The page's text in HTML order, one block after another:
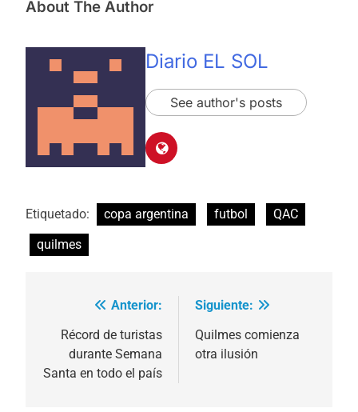
About The Author
Diario EL SOL
See author's posts
Etiquetado: copa argentina futbol
QAC
quilmes
Navegación
de
entradas
Anterior:
Récord de turistas
durante Semana
Santa en todo el país
Siguiente:
Quilmes comienza
otra ilusión